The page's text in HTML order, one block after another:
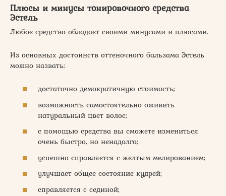
Плюсы и минусы тонировочного средства
Эстель
Любое средство обладает своими минусами и плюсами.
Из основных достоинств оттеночного бальзама Эстель
можно назвать:
достаточно демократичную стоимость;
возможность самостоятельно оживить
натуральный цвет волос;
с помощью средства вы сможете измениться
очень быстро, но ненадолго;
успешно справляется с желтым мелированием;
улучшает общее состояние кудрей;
справляется с сединой;